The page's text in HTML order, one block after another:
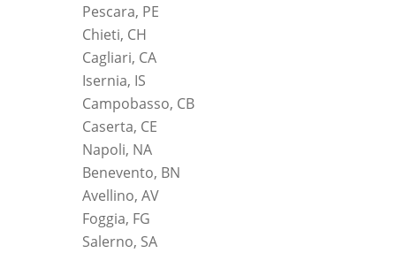
Pescara, PE
Chieti, CH
Cagliari, CA
Isernia, IS
Campobasso, CB
Caserta, CE
Napoli, NA
Benevento, BN
Avellino, AV
Foggia, FG
Salerno, SA